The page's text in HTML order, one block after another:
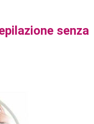
senza